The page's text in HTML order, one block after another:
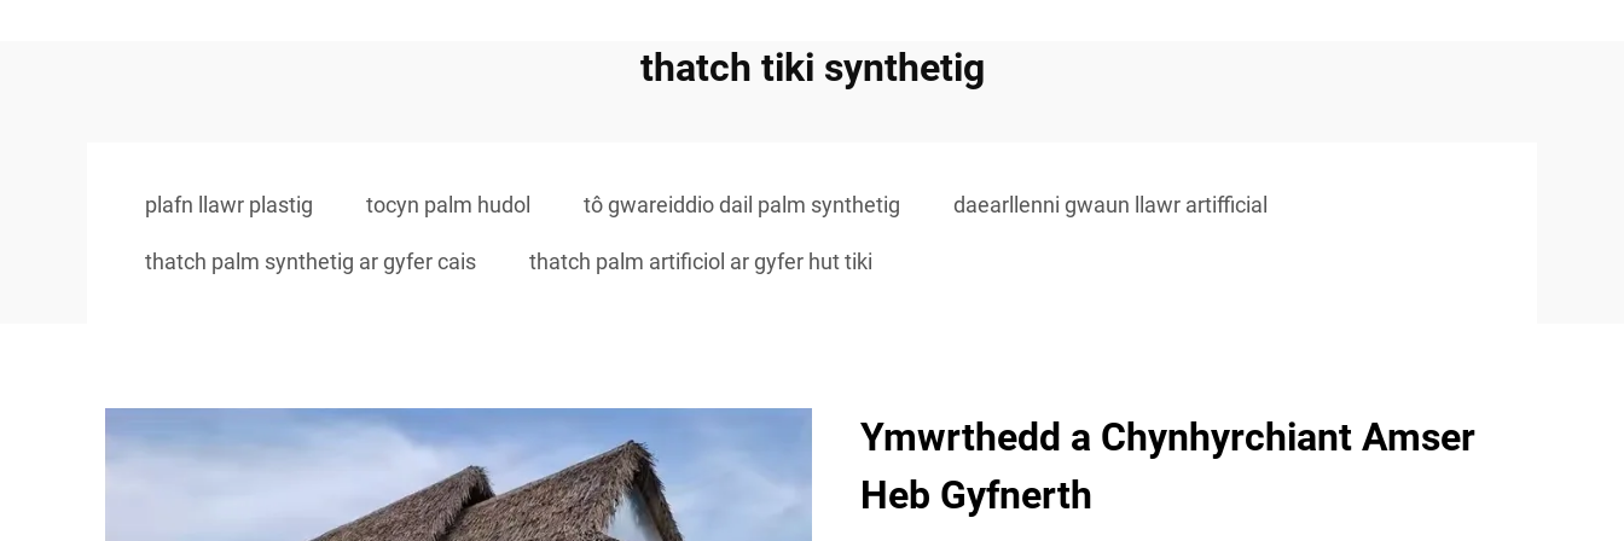
thatch tiki synthetig
plafn llawr plastig tocyn palm hudol tô gwareiddio dail palm synthetig daearllenni gwaun llawr artifficial
thatch palm synthetig ar gyfer cais thatch palm artificiol ar gyfer hut tiki
Ymwrthedd a Chynhyrchiant Amser
Heb Gyfnerth